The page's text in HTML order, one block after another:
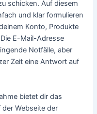
schicken. Auf diesem
und klar formulieren
Konto, Produkte
E-Mail-Adresse
Notfälle, aber
Zeit eine Antwort auf
bietet dir das
Webseite der